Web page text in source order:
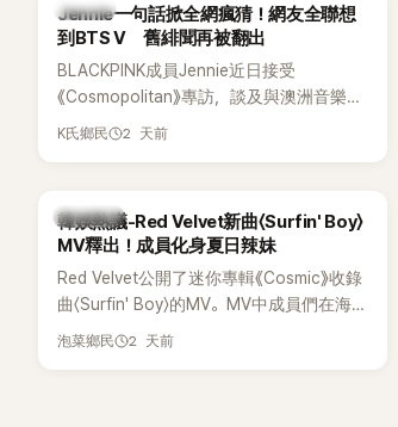
K-POP
Jennie一句話掀全網瘋猜！網友全聯想
到BTS V 舊緋聞再被翻出
BLACKPINK成員Jennie近日接受
《Cosmopolitan》專訪，談及與澳洲音樂人
Tame Impala合作推出〈Dracula（JENNIE
K氏鄉民 2 天前
熱議討論
韓娛熱議-Red Velvet新曲〈Surfin' Boy〉
MV釋出！成員化身夏日辣妹
Red Velvet公開了迷你專輯《Cosmic》收錄
曲〈Surfin' Boy〉的MV。MV中成員們在海邊
享受夏日，展現了清爽活潑的魅力。
泡菜鄉民 2 天前